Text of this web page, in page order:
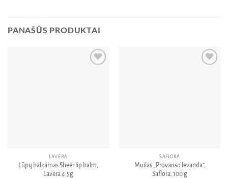
PANAŠŪS PRODUKTAI
LAVERA
Lūpų balzamas Sheer lip balm,
Lavera 4,5g
SAFLORA
Muilas „Provanso levanda”,
Saflora, 100 g